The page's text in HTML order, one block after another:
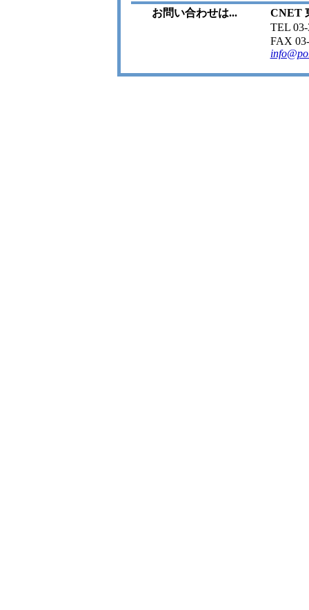
お問い合わせは...
CNET
TEL
FAX